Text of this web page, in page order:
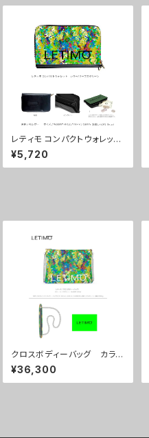
レティモ コンパクトウォレッ
ト カラー/リーフスグリー
ン ■配送まで3週間
¥5,720
クロスボディーバッグ カラ
ー/リーフスグリーン ■配送
まで約１か月
¥36,300